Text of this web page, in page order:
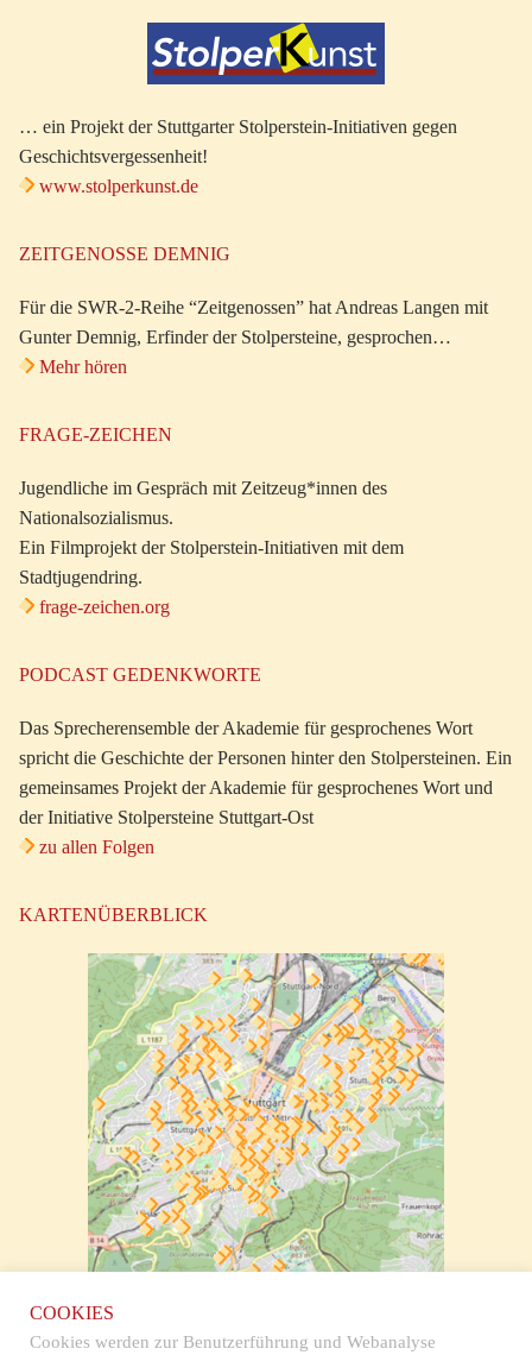
… ein Projekt der Stuttgarter Stolperstein-Initiativen gegen
Geschichtsvergessenheit!
www.stolperkunst.de
ZEITGENOSSE DEMNIG
Für die SWR-2-Reihe “Zeitgenossen” hat Andreas Langen mit
Gunter Demnig, Erfinder der Stolpersteine, gesprochen…
Mehr hören
FRAGE-ZEICHEN
Jugendliche im Gespräch mit Zeitzeug*innen des
Nationalsozialismus.
Ein Filmprojekt der Stolperstein-Initiativen mit dem
Stadtjugendring.
frage-zeichen.org
PODCAST GEDENKWORTE
Das Sprecherensemble der Akademie für gesprochenes Wort
spricht die Geschichte der Personen hinter den Stolpersteinen. Ein
gemeinsames Projekt der Akademie für gesprochenes Wort und
der Initiative Stolpersteine Stuttgart-Ost
zu allen Folgen
KARTENÜBERBLICK
COOKIES
Cookies werden zur Benutzerführung und Webanalyse